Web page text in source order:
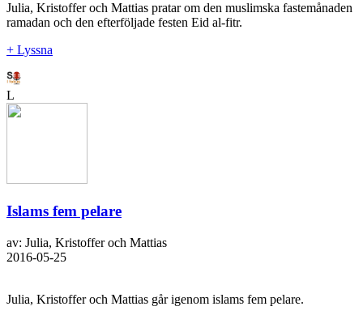
Julia, Kristoffer och Mattias pratar om den muslimska fastemånaden
ramadan och den efterföljade festen Eid al-fitr.
+ Lyssna
L
Islams fem pelare
av: Julia, Kristoffer och Mattias
2016-05-25
Julia, Kristoffer och Mattias går igenom islams fem pelare.